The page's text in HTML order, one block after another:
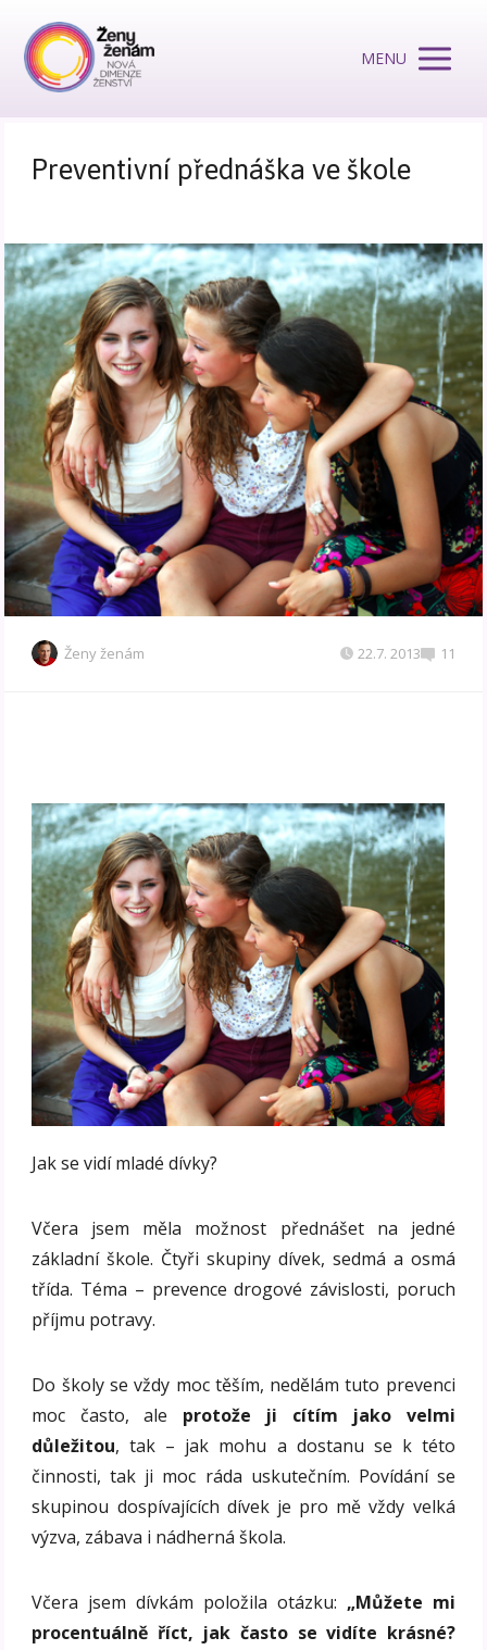
MENU
Preventivní přednáška ve škole
Ženy ženám 22.7. 2013 11
Jak se vidí mladé dívky?
Včera jsem měla možnost přednášet na jedné
základní škole. Čtyři skupiny dívek, sedmá a osmá
třída. Téma – prevence drogové závislosti, poruch
příjmu potravy.
Do školy se vždy moc těším, nedělám tuto prevenci
moc často, ale protože ji cítím jako velmi
důležitou, tak – jak mohu a dostanu se k této
činnosti, tak ji moc ráda uskutečním. Povídání se
skupinou dospívajících dívek je pro mě vždy velká
výzva, zábava i nádherná škola.
Včera jsem dívkám položila otázku: „Můžete mi
procentuálně říct, jak často se vidíte krásné?